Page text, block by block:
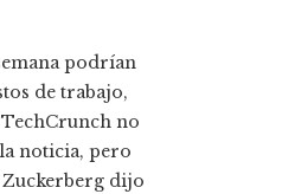
podrían
de trabajo,
no
noticia, pero
Zuckerberg dijo